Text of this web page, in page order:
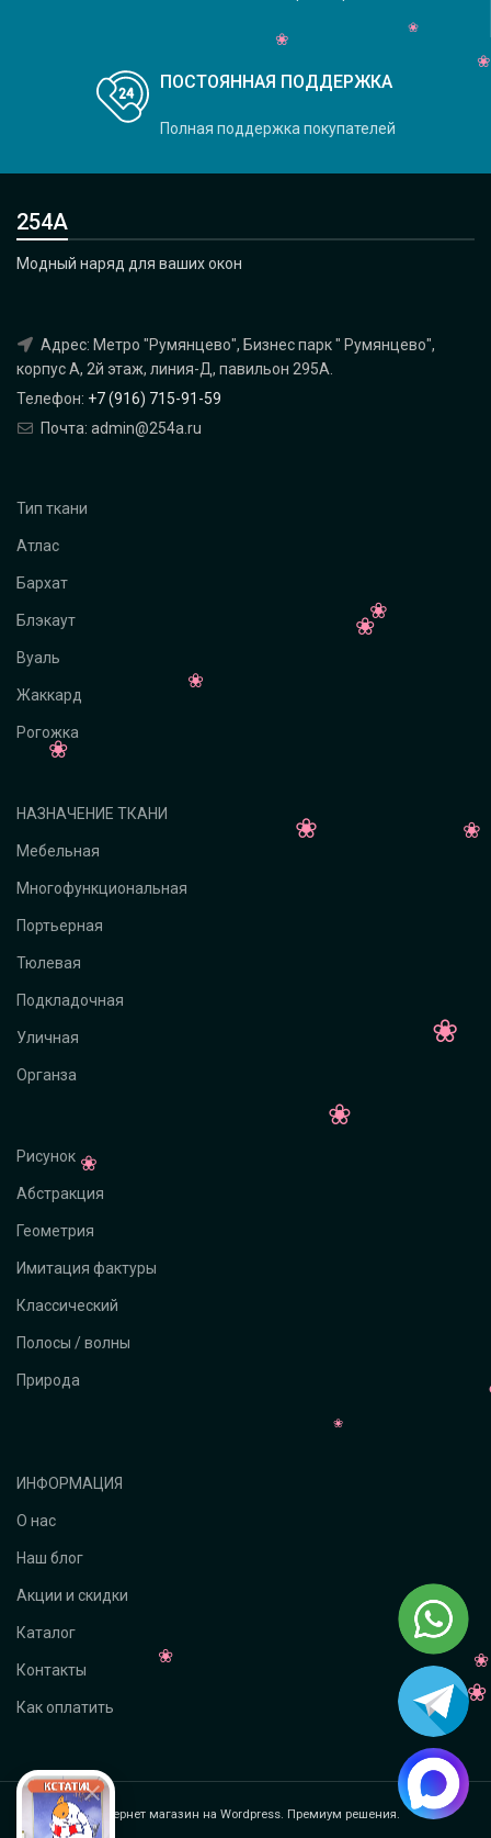
ПОСТОЯННАЯ ПОДДЕРЖКА
Полная поддержка покупателей
254А
Модный наряд для ваших окон
Адрес: Метро "Румянцево", Бизнес парк " Румянцево",
корпус А, 2й этаж, линия-Д, павильон 295A.
Телефон: +7 (916) 715-91-59
Почта: admin@254a.ru
Тип ткани
Атлас
Бархат
Блэкаут
Вуаль
Жаккард
Рогожка
НАЗНАЧЕНИЕ ТКАНИ
Мебельная
Многофункциональная
Портьерная
Тюлевая
Подкладочная
Уличная
Органза
Рисунок
Абстракция
Геометрия
Имитация фактуры
Классический
Полосы / волны
Природа
ИНФОРМАЦИЯ
О нас
Наш блог
Акции и скидки
Каталог
Контакты
Как оплатить
Интернет магазин на Wordpress. Премиум решения.